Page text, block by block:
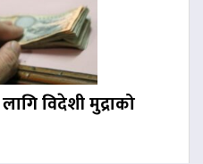
विदेशी मुद्राको